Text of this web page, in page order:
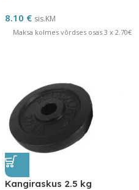
8.10 € sis.KM
Maksa kolmes võrdses osas 3 x 2.70€
Kangiraskus 2.5 kg